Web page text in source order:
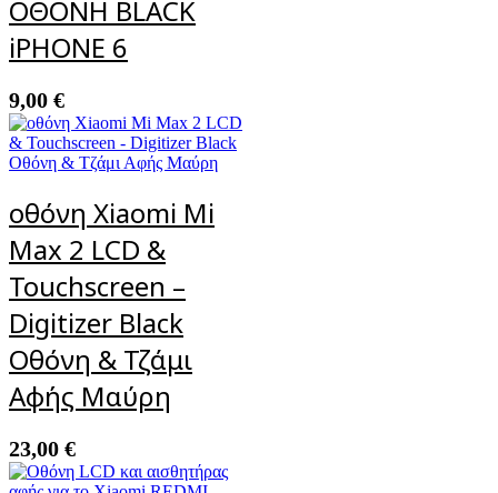
ΟΘΟΝΗ BLACK
iPHONE 6
9,00 €
οθόνη Xiaomi Mi
Max 2 LCD &
Touchscreen –
Digitizer Black
Οθόνη & Τζάμι
Αφής Μαύρη
23,00 €